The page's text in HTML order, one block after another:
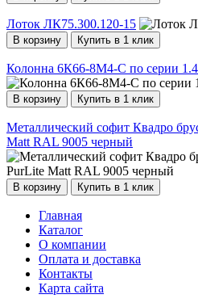
Лоток ЛК75.300.120-15
В корзину Купить в 1 клик
Колонна 6К66-8М4-С по серии
В корзину Купить в 1 клик
Металлический софит Квадро
Мatt RAL 9005 черный
В корзину Купить в 1 клик
Главная
Каталог
О компании
Оплата и доставка
Контакты
Карта сайта